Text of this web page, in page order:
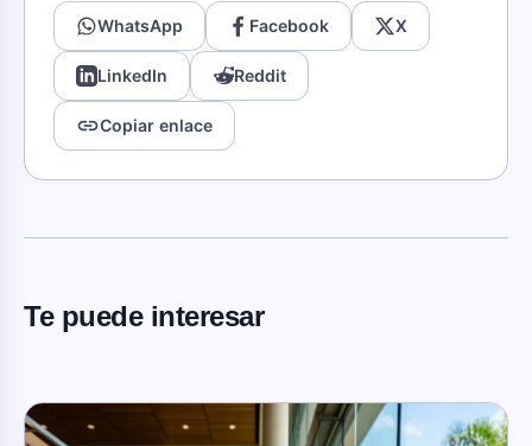
WhatsApp
Facebook X
LinkedIn Reddit
linkCopiar enlace
Te puede interesar